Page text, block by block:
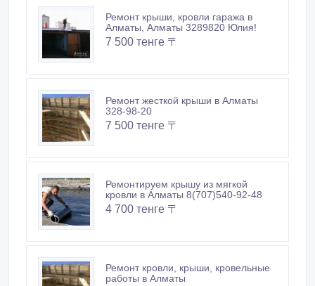
Ремонт крыши, кровли гаража в
Алматы, Алматы 3289820 Юлия!
7 500 тенге 〒
Ремонт жесткой крыши в Алматы
328-98-20
7 500 тенге 〒
Ремонтируем крышу из мягкой
кровли в Алматы 8(707)540-92-48
4 700 тенге 〒
Ремонт кровли, крыши, кровельные
работы в Алматы